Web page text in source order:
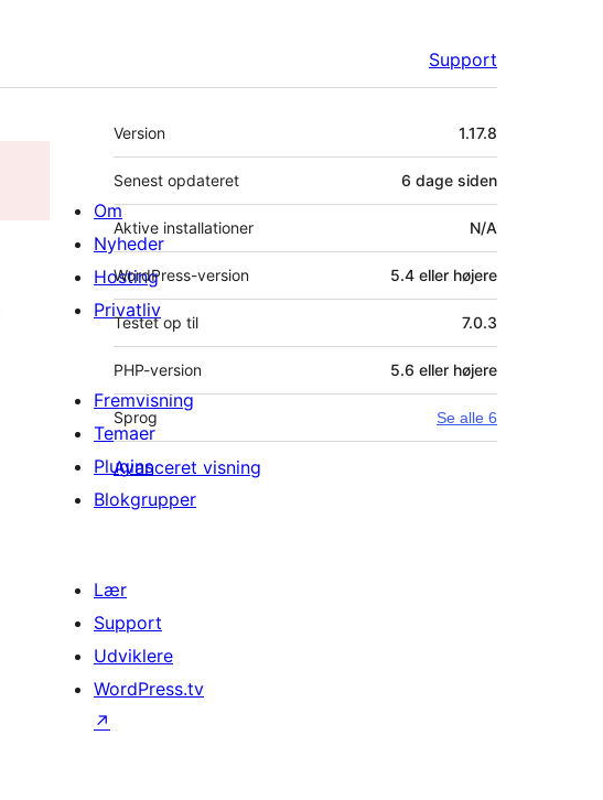
Support
Meta
Version 1.17.8
Senest opdateret 6 dage siden
Aktive installationer N/A
WordPress-version 5.4 eller højere
Testet op til 7.0.3
PHP-version 5.6 eller højere
Sprog Se alle 6
Avanceret visning
Om
Nyheder
Hosting
Privatliv
Fremvisning
Temaer
Plugins
Blokgrupper
Lær
Support
Udviklere
WordPress.tv
↗